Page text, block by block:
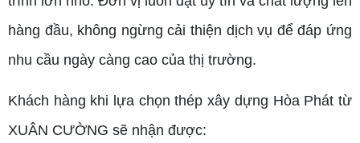
hàng đầu, không ngừng cải thiện dịch vụ để đáp ứng
nhu cầu ngày càng cao của thị trường.
Khách hàng khi lựa chọn thép xây dựng Hòa Phát từ
XUÂN CƯỜNG sẽ nhận được: